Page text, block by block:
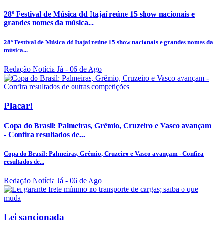
28º Festival de Música dd Itajaí reúne 15 show nacionais e
grandes nomes da música...
28º Festival de Música dd Itajaí reúne 15 show nacionais e grandes nomes da
música...
Redação Notícia Já - 06 de Ago
Placar!
Copa do Brasil: Palmeiras, Grêmio, Cruzeiro e Vasco avançam
- Confira resultados de...
Copa do Brasil: Palmeiras, Grêmio, Cruzeiro e Vasco avançam - Confira
resultados de...
Redação Notícia Já - 06 de Ago
Lei sancionada